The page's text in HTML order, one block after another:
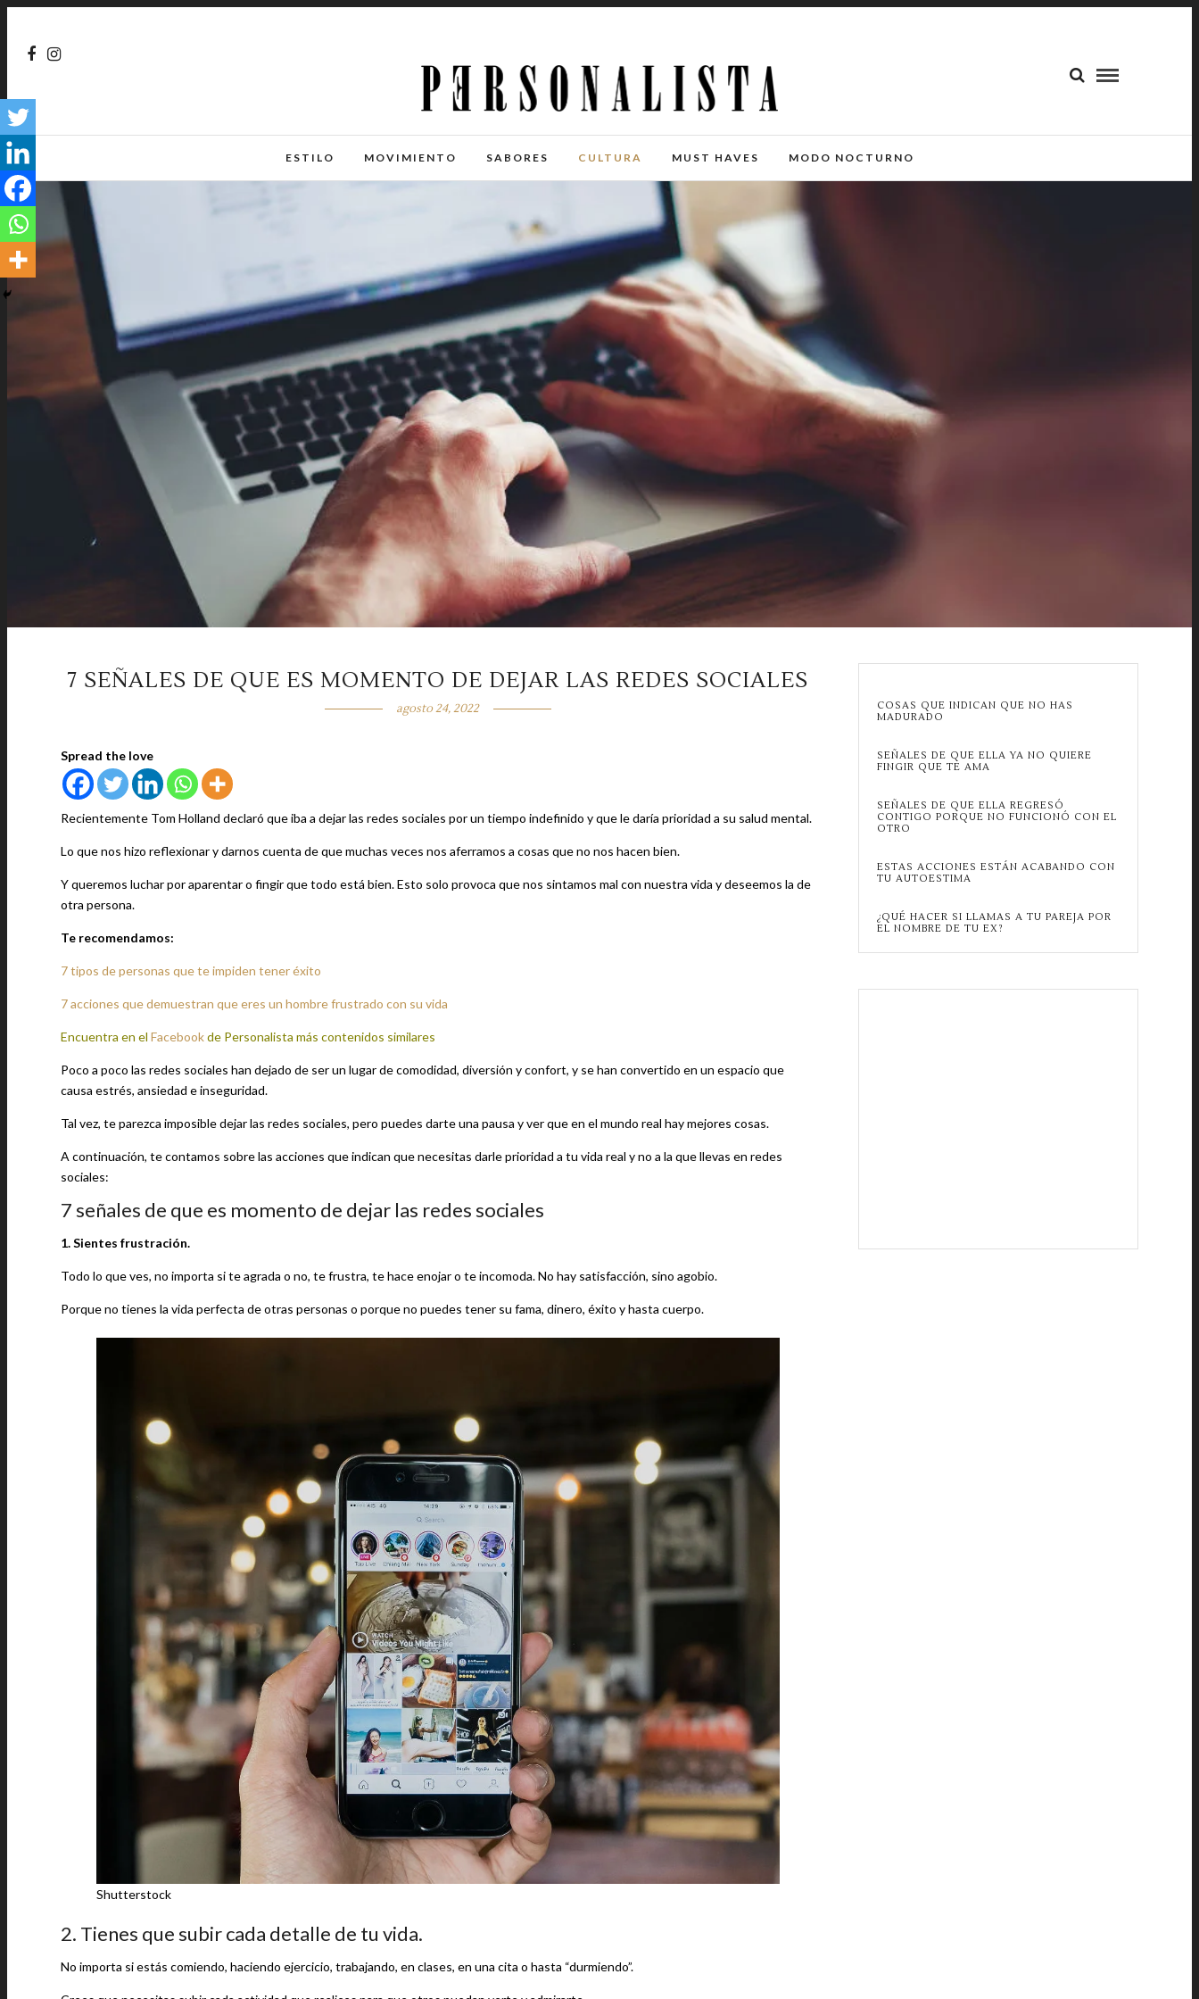
ESTILO MOVIMIENTO SABORES CULTURA MUST HAVES MODO NOCTURNO
7 SEÑALES DE QUE ES MOMENTO DE DEJAR LAS REDES SOCIALES
agosto 24, 2022
Spread the love
Recientemente Tom Holland declaró que iba a dejar las redes sociales por un tiempo indefinido y que le daría prioridad a su salud mental.
Lo que nos hizo reflexionar y darnos cuenta de que muchas veces nos aferramos a cosas que no nos hacen bien.
Y queremos luchar por aparentar o fingir que todo está bien. Esto solo provoca que nos sintamos mal con nuestra vida y deseemos la de
otra persona.
Te recomendamos:
7 tipos de personas que te impiden tener éxito
7 acciones que demuestran que eres un hombre frustrado con su vida
Encuentra en el Facebookde Personalista más contenidos similares
Poco a poco las redes sociales han dejado de ser un lugar de comodidad, diversión y confort, y se han convertido en un espacio que
causa estrés, ansiedad e inseguridad.
Tal vez, te parezca imposible dejar las redes sociales, pero puedes darte una pausa y ver que en el mundo real hay mejores cosas.
A continuación, te contamos sobre las acciones que indican que necesitas darle prioridad a tu vida real y no a la que llevas en redes
sociales:
7 señales de que es momento de dejar las redes sociales
1. Sientes frustración.
Todo lo que ves, no importa si te agrada o no, te frustra, te hace enojar o te incomoda. No hay satisfacción, sino agobio.
Porque no tienes la vida perfecta de otras personas o porque no puedes tener su fama, dinero, éxito y hasta cuerpo.
Shutterstock
2. Tienes que subir cada detalle de tu vida.
No importa si estás comiendo, haciendo ejercicio, trabajando, en clases, en una cita o hasta “durmiendo”.
COSAS QUE INDICAN QUE NO HAS
MADURADO
SEÑALES DE QUE ELLA YA NO QUIERE
FINGIR QUE TE AMA
SEÑALES DE QUE ELLA REGRESÓ
CONTIGO PORQUE NO FUNCIONÓ CON EL
OTRO
ESTAS ACCIONES ESTÁN ACABANDO CON
TU AUTOESTIMA
¿QUÉ HACER SI LLAMAS A TU PAREJA POR
EL NOMBRE DE TU EX?